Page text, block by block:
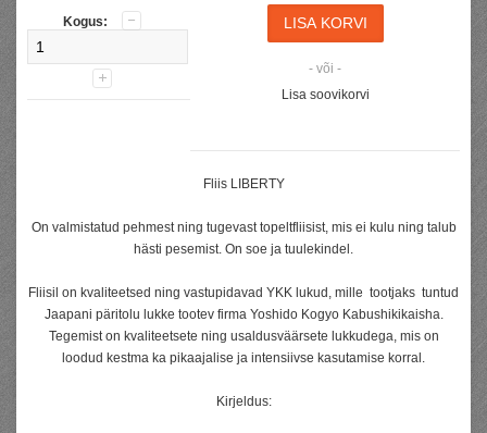
Kogus:
- või -
Lisa soovikorvi
Fliis LIBERTY
On valmistatud pehmest ning tugevast topeltfliisist, mis ei kulu ning talub
hästi pesemist. On soe ja tuulekindel.
Fliisil on kvaliteetsed ning vastupidavad YKK lukud, mille tootjaks tuntud
Jaapani päritolu lukke tootev firma Yoshido Kogyo Kabushikikaisha.
Tegemist on kvaliteetsete ning usaldusväärsete lukkudega, mis on
loodud kestma ka pikaajalise ja intensiivse kasutamise korral.
Kirjeldus: